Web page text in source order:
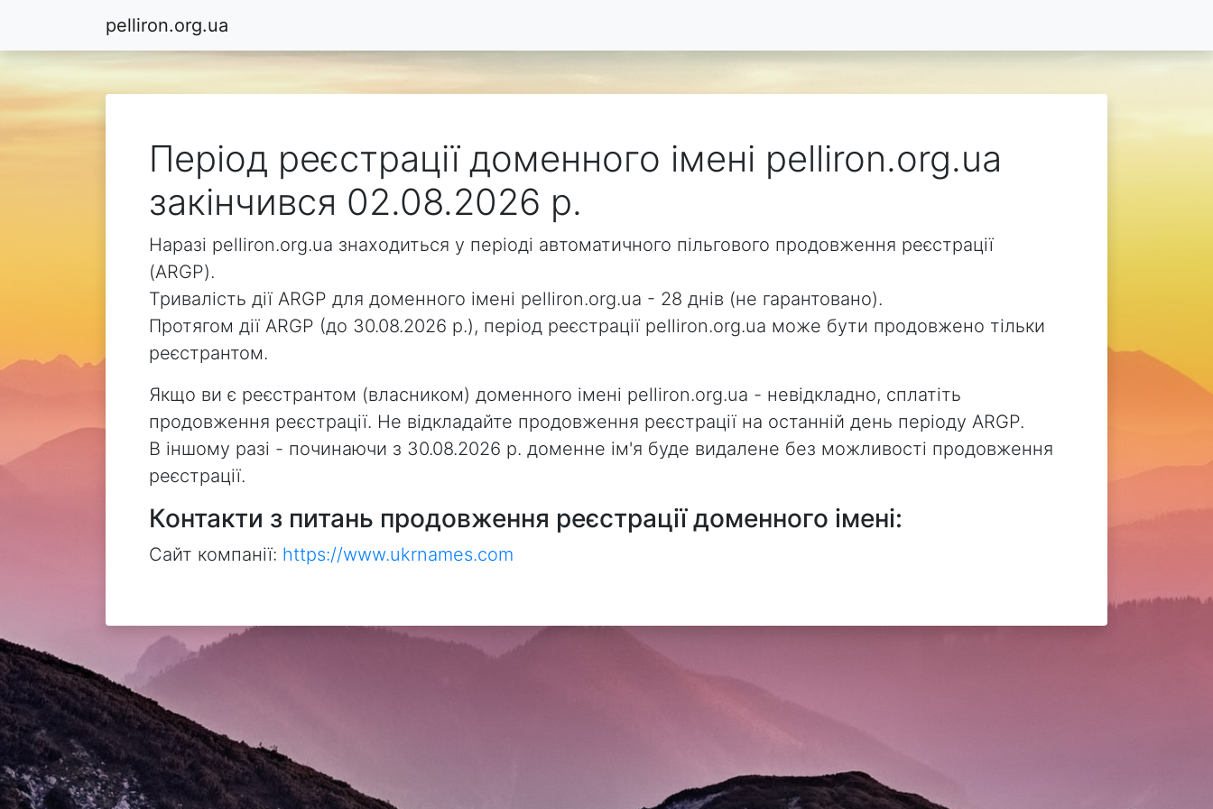
pelliron.org.ua
Період реєстрації доменного імені pelliron.org.ua
закінчився 02.08.2026 р.
Наразі pelliron.org.ua знаходиться у періоді автоматичного пільгового продовження реєстрації
(ARGP).
Тривалість дії ARGP для доменного імені pelliron.org.ua - 28 днів (не гарантовано).
Протягом дії ARGP (до 30.08.2026 р.), період реєстрації pelliron.org.ua може бути продовжено тільки
реєстрантом.
Якщо ви є реєстрантом (власником) доменного імені pelliron.org.ua - невідкладно, сплатіть
продовження реєстрації. Не відкладайте продовження реєстрації на останній день періоду ARGP.
В іншому разі - починаючи з 30.08.2026 р. доменне ім'я буде видалене без можливості продовження
реєстрації.
Контакти з питань продовження реєстрації доменного імені:
Сайт компанії: https://www.ukrnames.com